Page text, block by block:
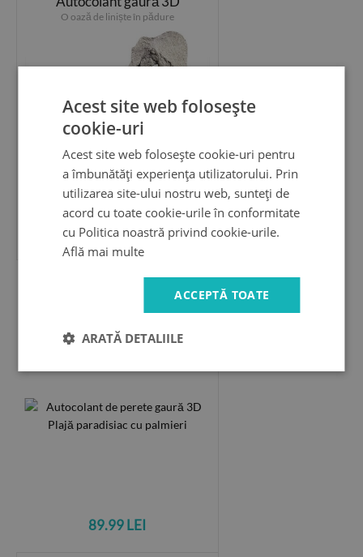
O oază de liniște în pădure
89.99 LEI
Autocolant de perete gaură 3D
89.99 LEI
Acest site web folosește
cookie-uri
Acest site web folosește cookie-uri pentru
a îmbunătăți experiența utilizatorului. Prin
utilizarea site-ului nostru web, sunteți de
acord cu toate cookie-urile în conformitate
cu Politica noastră privind cookie-urile.
Află mai multe
ACCEPTĂ TOATE
ARATĂ DETALIILE